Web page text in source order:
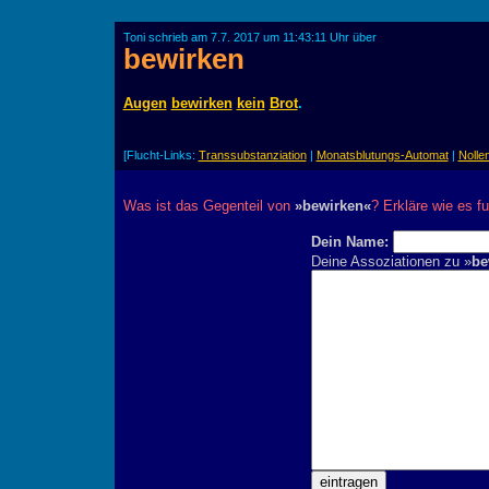
Toni schrieb am 7.7. 2017 um 11:43:11 Uhr über
bewirken
Augen bewirken kein Brot.
[Flucht-Links: Transsubstanziation| Monatsblutungs-Automat|
Was ist das Gegenteil von »bewirken«? Erkläre wie es
Dein Name:
Deine Assoziationen zu »